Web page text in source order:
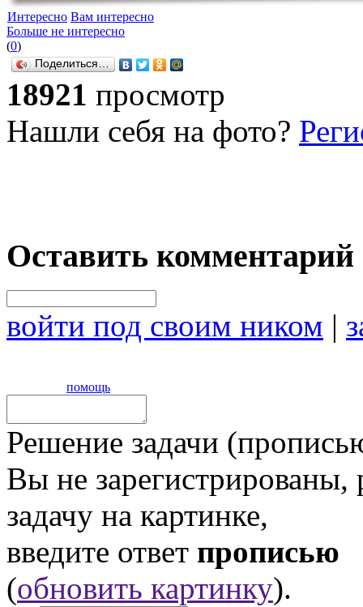
Интересно Вам интересно
Больше не интересно
(0)
Поделиться…
18921 просмотр
Нашли себя на фото?
Оставить комментарий
войти под своим ником |
помощь
Решение задачи
Вы не
задачу на картинке,
введите ответ прописью
(обновить картинку).